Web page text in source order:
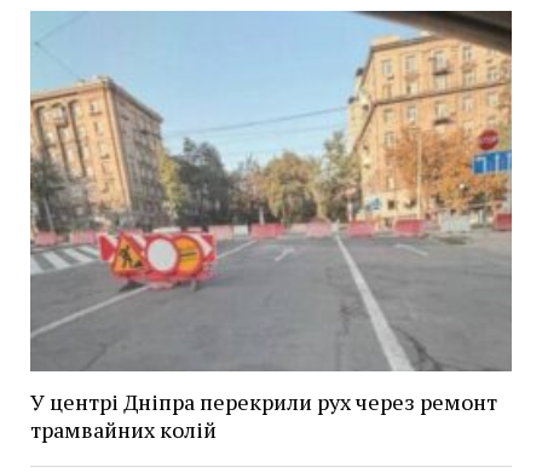
У центрі Дніпра перекрили рух через ремонт
трамвайних колій